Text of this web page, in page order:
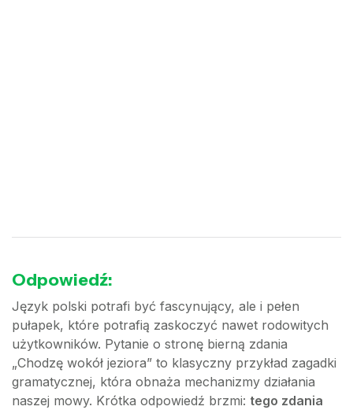
Odpowiedź:
Język polski potrafi być fascynujący, ale i pełen
pułapek, które potrafią zaskoczyć nawet rodowitych
użytkowników. Pytanie o stronę bierną zdania
„Chodzę wokół jeziora” to klasyczny przykład zagadki
gramatycznej, która obnaża mechanizmy działania
naszej mowy. Krótka odpowiedź brzmi: tego zdania